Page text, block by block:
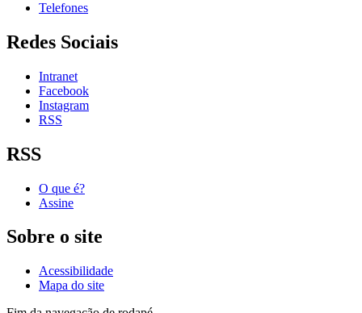
Telefones
Redes Sociais
Intranet
Facebook
Instagram
RSS
RSS
O que é?
Assine
Sobre o site
Acessibilidade
Mapa do site